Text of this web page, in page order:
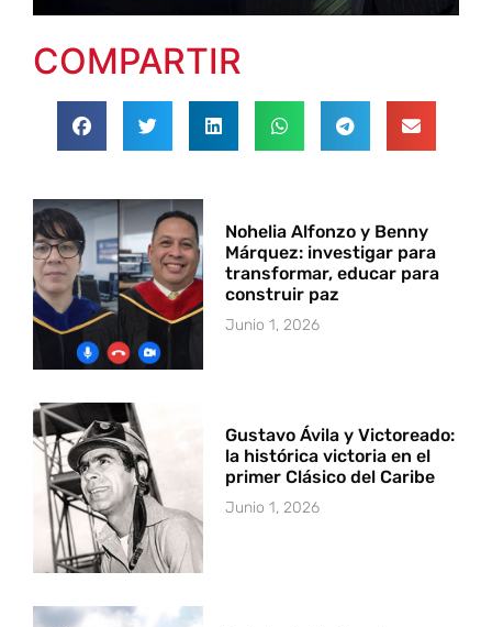
COMPARTIR
Nohelia Alfonzo y Benny
Márquez: investigar para
transformar, educar para
construir paz
Junio 1, 2026
Gustavo Ávila y Victoreado:
la histórica victoria en el
primer Clásico del Caribe
Junio 1, 2026